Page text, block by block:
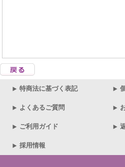
特商法に基づく表記
よくあるご質問
ご利用ガイド
採用情報